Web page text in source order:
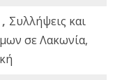
Συλλήψεις και
σε Λακωνία,